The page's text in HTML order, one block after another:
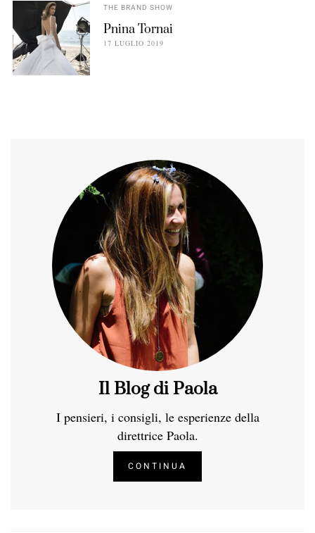
THE BRAND SHOW
Pnina Tornai
17 LUGLIO 2019
Il Blog di Paola
I pensieri, i consigli, le esperienze della
direttrice Paola.
CONTINUA